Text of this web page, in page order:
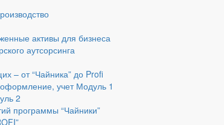
активы для бизнеса
аутсорсинга
– от “Чайника” до Profi
учет Модуль 1
2
программы “Чайники”